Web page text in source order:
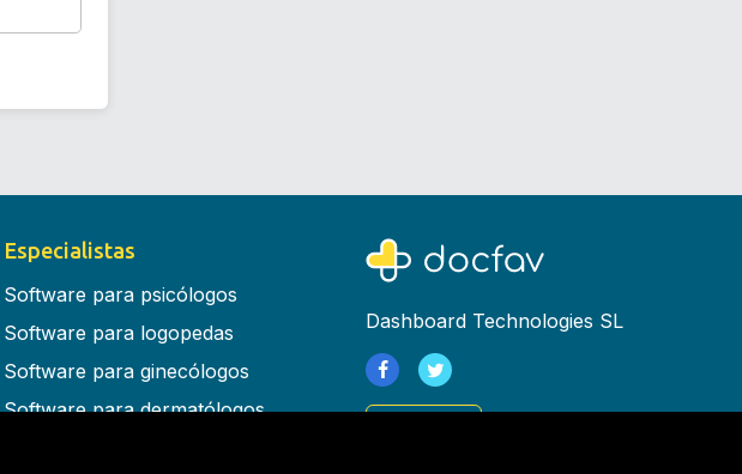
Especialistas
Software para psicólogos
Software para logopedas
Software para ginecólogos
Software para dermatólogos
Dashboard Technologies SL